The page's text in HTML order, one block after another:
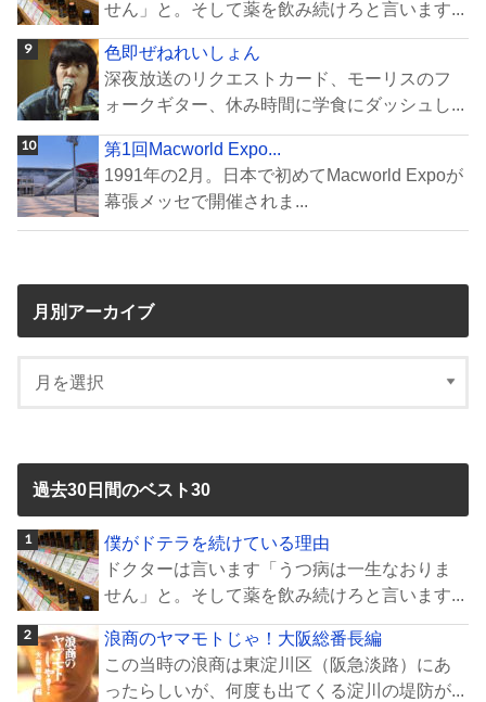
せん」と。そして薬を飲み続けろと言います...
色即ぜねれいしょん
深夜放送のリクエストカード、モーリスのフ
ォークギター、休み時間に学食にダッシュし...
第1回Macworld Expo...
1991年の2月。日本で初めてMacworld Expoが
幕張メッセで開催されま...
月別アーカイブ
過去30日間のベスト30
僕がドテラを続けている理由
ドクターは言います「うつ病は一生なおりま
せん」と。そして薬を飲み続けろと言います...
浪商のヤマモトじゃ！大阪総番長編
この当時の浪商は東淀川区（阪急淡路）にあ
ったらしいが、何度も出てくる淀川の堤防が...